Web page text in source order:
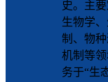
史。主
生物学
制、物
机制等
务于“生